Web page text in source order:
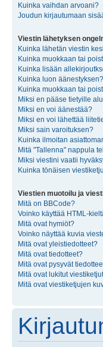
Kuinka vaihdan arvoani?
Joudun kirjautumaan
Viestin lähetyksen
Kuinka lähetän viestin
Kuinka muokkaan tai
Kuinka lisään
Kuinka luon äänestyksen?
Kuinka muokkaan tai
Miksi en pääse tietyille
Miksi en voi äänestää?
Miksi en voi lähettää
Miksi sain varoituksen?
Kuinka ilmoitan
Mitä "Tallenna" nappula
Miksi viestini vaatii
Kuinka tönäisen
Viestien muotoilu ja
Mitä on BBCode?
Voinko käyttää HTML-
Mitä ovat hymiöt?
Voinko näyttää kuvia
Mitä ovat yleistiedotteet?
Mitä ovat tiedotteet?
Mitä ovat pysyvät
Mitä ovat lukitut
Mitä ovat viestiketjujen